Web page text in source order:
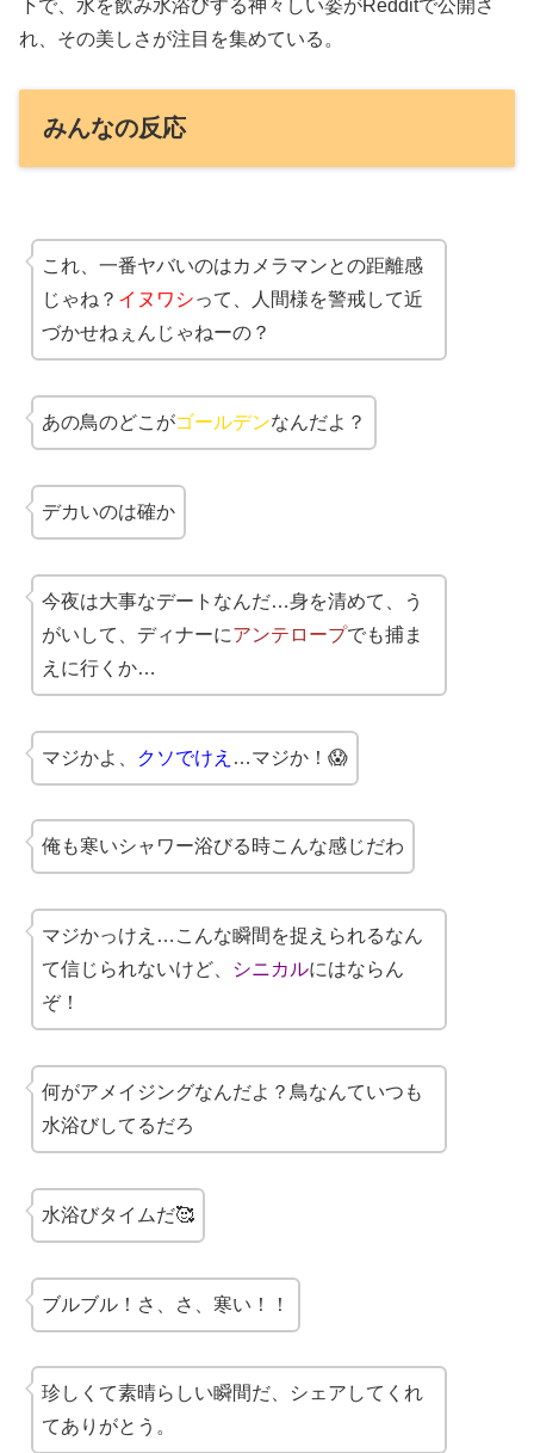
下で、水を飲み水浴びする神々しい姿がRedditで公開さ
れ、その美しさが注目を集めている。
みんなの反応
これ、一番ヤバいのはカメラマンとの距離感
じゃね？ イヌワシって、人間様を警戒して近
づかせねぇんじゃねーの？
あの鳥のどこがゴールデンなんだよ？
デカいのは確か
今夜は大事なデートなんだ…身を清めて、う
がいして、ディナーにアンテロープでも捕ま
えに行くか…
マジかよ、 クソでけえ …マジか！😱
俺も寒いシャワー浴びる時こんな感じだわ
マジかっけえ…こんな瞬間を捉えられるなん
て信じられないけど、
シニカルにはならん
ぞ！
何がアメイジングなんだよ？鳥なんていつも
水浴びしてるだろ
水浴びタイムだ🥰
ブルブル！さ、さ、寒い！！
珍しくて素晴らしい瞬間だ、シェアしてくれ
てありがとう。